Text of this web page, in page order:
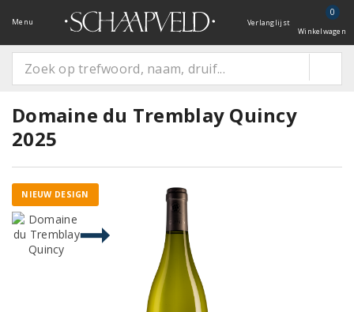
Menu Verlanglijst
0
Winkelwagen
Domaine du Tremblay Quincy
2025
NIEUW DESIGN